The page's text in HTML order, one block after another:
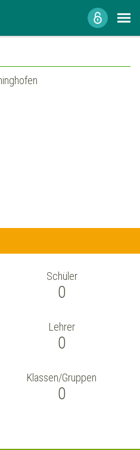
Schüler
0
Lehrer
0
Klassen/Gruppen
0